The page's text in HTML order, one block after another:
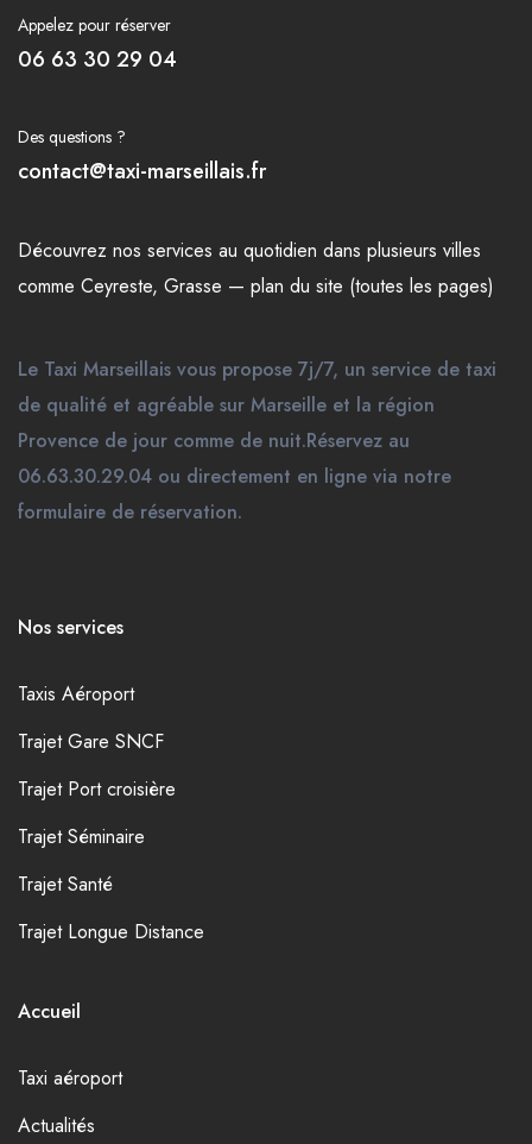
Appelez pour réserver
06 63 30 29 04
Des questions ?
contact@taxi-marseillais.fr
Découvrez nos services au quotidien dans plusieurs villes
comme Ceyreste, Grasse — plan du site (toutes les pages)
Le Taxi Marseillais vous propose 7j/7, un service de taxi
de qualité et agréable sur Marseille et la région
Provence de jour comme de nuit.Réservez au
06.63.30.29.04 ou directement en ligne via notre
formulaire de réservation.
Nos services
Taxis Aéroport
Trajet Gare SNCF
Trajet Port croisière
Trajet Séminaire
Trajet Santé
Trajet Longue Distance
Accueil
Taxi aéroport
Actualités